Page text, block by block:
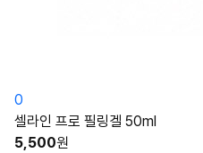
0
셀라인 프로 필링겔 50ml
5,500원